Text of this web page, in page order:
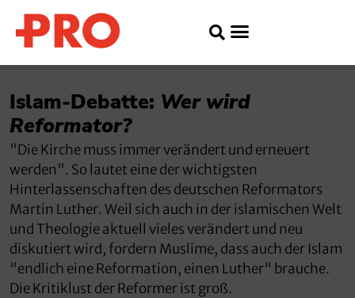
Islam-Debatte: Wer wird
Reformator?
"Die Kirche muss immer verändert und erneuert
werden". So lautet eine der wichtigsten
Hinterlassenschaften des deutschen Reformators
Martin Luther. Weil sich auch in der islamischen Welt
und Theologie aktuell vieles verändert und neu
diskutiert wird, fordern Muslime, dass auch der Islam
"endlich eine Reformation, einen Luther" brauche.
Die Kritiklust der Reformer ist groß.